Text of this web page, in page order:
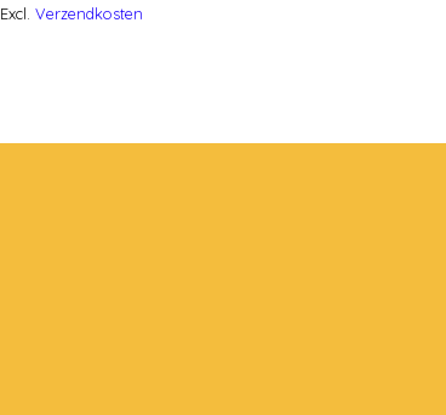
Excl. Verzendkosten